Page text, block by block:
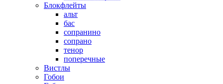
Блокфлейты
альт
бас
сопранино
сопрано
тенор
поперечные
Вистлы
Гобои